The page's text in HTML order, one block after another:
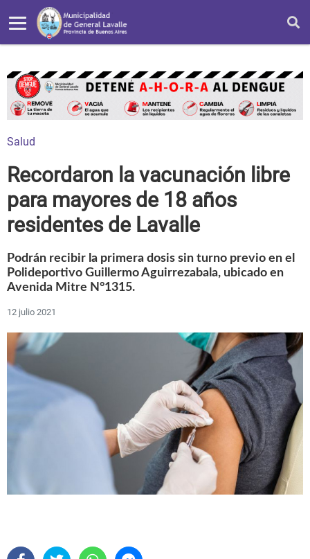
Salud
Recordaron la vacunación libre
para mayores de 18 años
residentes de Lavalle
Podrán recibir la primera dosis sin turno previo en el
Polideportivo Guillermo Aguirrezabala, ubicado en
Avenida Mitre N°1315.
12 julio 2021